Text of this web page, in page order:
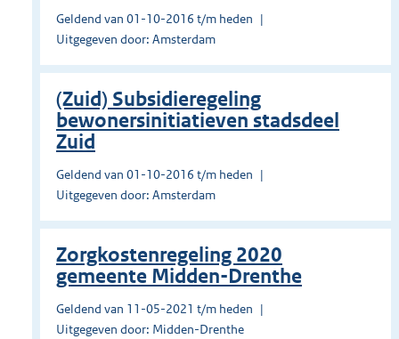
Geldend van 01-10-2016 t/m heden
Uitgegeven door: Amsterdam
(Zuid) Subsidieregeling
bewonersinitiatieven stadsdeel
Zuid
Geldend van 01-10-2016 t/m heden
Uitgegeven door: Amsterdam
Zorgkostenregeling 2020
gemeente Midden-Drenthe
Geldend van 11-05-2021 t/m heden
Uitgegeven door: Midden-Drenthe